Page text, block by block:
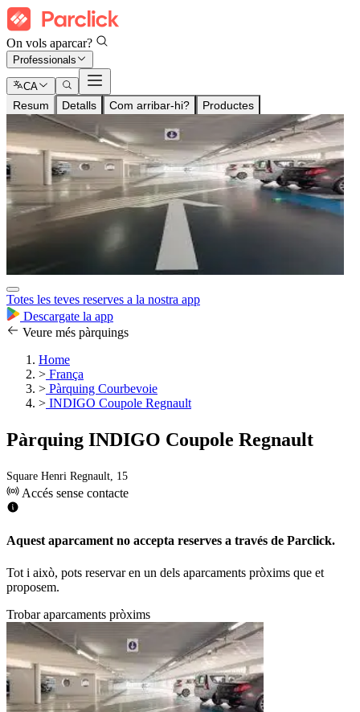
On vols aparcar?
Professionals
CA
Resum Detalls Com arribar-hi? Productes
Totes les teves reserves a la nostra app
Descargate la app
Veure més pàrquings
Home
> França
> Pàrquing Courbevoie
> INDIGO Coupole Regnault
Pàrquing INDIGO Coupole Regnault
Square Henri Regnault, 15
Accés sense contacte
Aquest aparcament no accepta reserves a través de Parclick.
Tot i això, pots reservar en un dels aparcaments pròxims que et
proposem.
Trobar aparcaments pròxims